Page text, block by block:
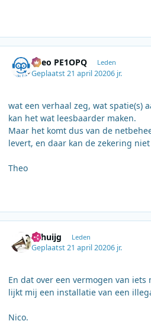
Theo PE1OPQ Leden
Geplaatst21 april 20206 jr.
wat een verhaal zeg, wat spatie(s)
kan het wat leesbaarder maken.
Maar het komt dus van de
levert, en daar kan de zekering
Theo
nchuijg Leden
Geplaatst21 april 20206 jr.
En dat over een vermogen van
lijkt mij een installatie van een
Nico.